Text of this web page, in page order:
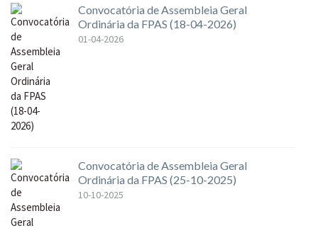
Convocatória de Assembleia Geral
Ordinária da FPAS (18-04-2026)
01-04-2026
Convocatória de Assembleia Geral
Ordinária da FPAS (25-10-2025)
10-10-2025